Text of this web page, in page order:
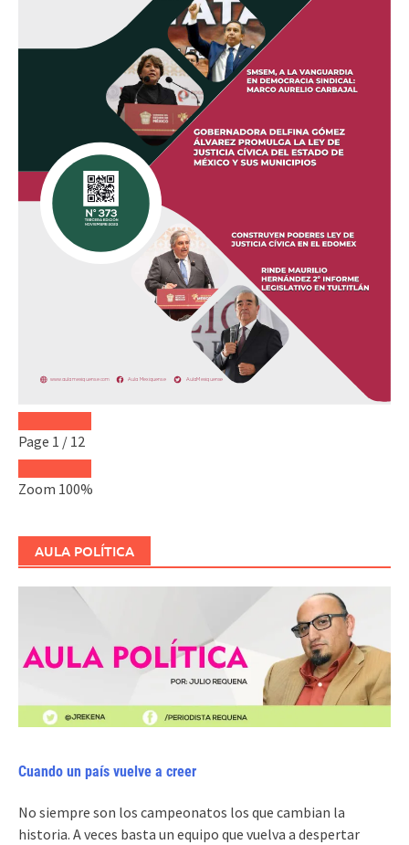
Page 1 / 12
Zoom 100%
AULA POLÍTICA
Cuando un país vuelve a creer
No siempre son los campeonatos los que cambian la
historia. A veces basta un equipo que vuelva a despertar